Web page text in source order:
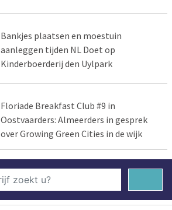
Bankjes plaatsen en moestuin
aanleggen tijden NL Doet op
Kinderboerderij den Uylpark
Floriade Breakfast Club #9 in
Oostvaarders: Almeerders in gesprek
over Growing Green Cities in de wijk